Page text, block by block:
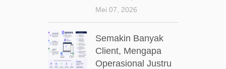
Mei 07, 2026
Semakin Banyak
Client, Mengapa
Operasional Justru